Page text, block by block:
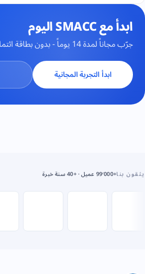
ابدأ مع SMACC اليوم
جرّب مجاناً لمدة 14 يوماً - بدون بطاقة ائتمان وبدون التزام.
ابدأ التجربة المجانية
يثقون بنا+99٬000 عميل · +40 سنة خبرة